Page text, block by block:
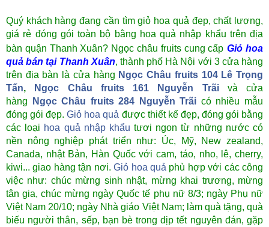
Quý khách hàng đang cần tìm giỏ hoa quả đẹp, chất lượng,
giá rẻ đóng gói toàn bộ bằng hoa quả nhập khẩu trên địa
bàn quận Thanh Xuân? Ngọc châu fruits cung cấp Giỏ hoa
quả bán tại Thanh Xuân, thành phố Hà Nội với 3 cửa hàng
trên địa bàn là cửa hàng Ngọc Châu fruits 104 Lê Trọng
Tấn, Ngọc Châu fruits 161 Nguyễn Trãivà cửa
hàng
Ngọc Châu fruits 284 Nguyễn Trãi có nhiều mẫu
đóng gói đẹp.Giỏ hoa quả được thiết kế đẹp, đóng gói bằng
các loại hoa quả nhập khẩu tươi ngon từ những nước có
nền nông nghiệp phát triển như: Úc, Mỹ, New zealand,
Canada, nhật Bản, Hàn Quốc với cam, táo, nho, lê, cherry,
kiwi... giao hàng tận nơi.Giỏ hoa quả phù hợp với các công
việc như: chúc mừng sinh nhật, mừng khai trương, mừng
tân gia, chúc mừng ngày Quốc tế phụ nữ 8/3; ngày Phụ nữ
Việt Nam 20/10; ngày Nhà giáo Việt Nam; làm quà tặng, quà
biếu người thân, sếp, bạn bè trong dịp tết nguyên đán, gặp